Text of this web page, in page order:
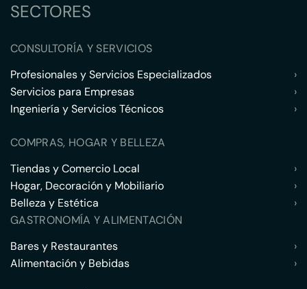
SECTORES
CONSULTORÍA Y SERVICIOS
Profesionales y Servicios Especializados
›
Servicios para Empresas
›
Ingeniería y Servicios Técnicos
›
COMPRAS, HOGAR Y BELLEZA
Tiendas y Comercio Local
›
Hogar, Decoración y Mobiliario
›
Belleza y Estética
›
GASTRONOMÍA Y ALIMENTACIÓN
Bares y Restaurantes
›
Alimentación y Bebidas
›